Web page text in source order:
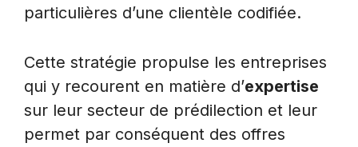
particulières d’une clientèle codifiée.
Cette stratégie propulse les entreprises
qui y recourent en matière d’expertise
sur leur secteur de prédilection et leur
permet par conséquent des offres